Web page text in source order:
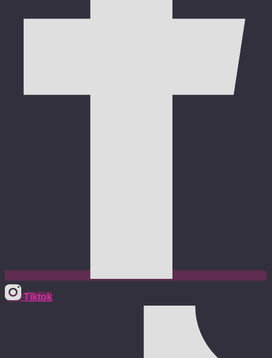
Tiktok